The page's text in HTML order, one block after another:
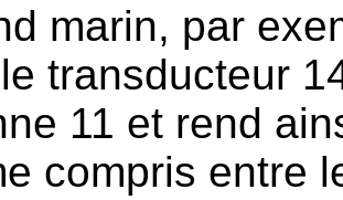
marin, par
transducteur
11 et rend
compris entre